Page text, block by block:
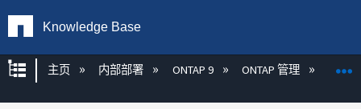
Knowledge Base
扩展/隐缩全局层次
主页 内部部署 ONTAP 9 ONTAP 管理